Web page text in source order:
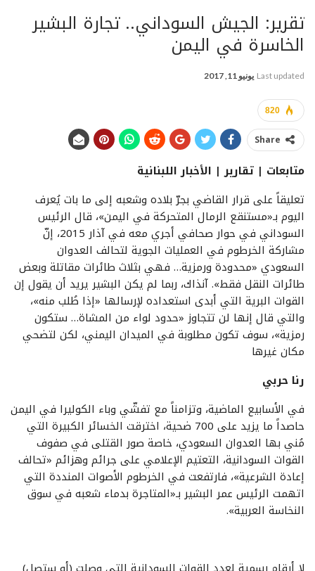
تقرير: الجيش السوداني.. تجارة البشير
الخاسرة في اليمن
Last updated يونيو 11, 2017
820
Share
متابعات | تقارير | الأخبار اللبنانية
تعليقاً على قرار القاضي بجرّ بلاده وشعبه إلى ما بات يُعرف
اليوم بـ«مستنقع الرمال المتحركة في اليمن»، قال الرئيس
السوداني في حوار صحافي أجري معه في آذار 2015، إنّ
مشاركة الخرطوم في العمليات الجوية لتحالف العدوان
السعودي «محدودة ورمزية… فهي بثلاث طائرات مقاتلة وبعض
طائرات النقل فقط». آنذاك، ربما لم يكن البشير يريد أن يقول إن
القوات البرية التي أبدى استعداده لإرسالها «إذا طُلب منه»،
والتي قال إنها لن تتجاوز «حدود لواء من المشاة… ستكون
رمزية»، سوف تكون مطلوبة في الميدان اليمني، لكن لتضحي
مكان غيرها
رنا حربي
في الأسابيع الماضية، وتزامناً مع تفشّي وباء الكوليرا في اليمن
حاصداً ما يزيد على 700 ضحية، اخترقت الخسائر الكبيرة التي
مُني بها العدوان السعودي، خاصة صور القتلى في صفوف
القوات السودانية، التعتيم الإعلامي على جرائم وهزائم «تحالف
إعادة الشرعية»، فارتفعت في الخرطوم الأصوات المنددة التي
اتهمت الرئيس عمر البشير بـ«المتاجرة بدماء شعبه في سوق
النخاسة العربية».